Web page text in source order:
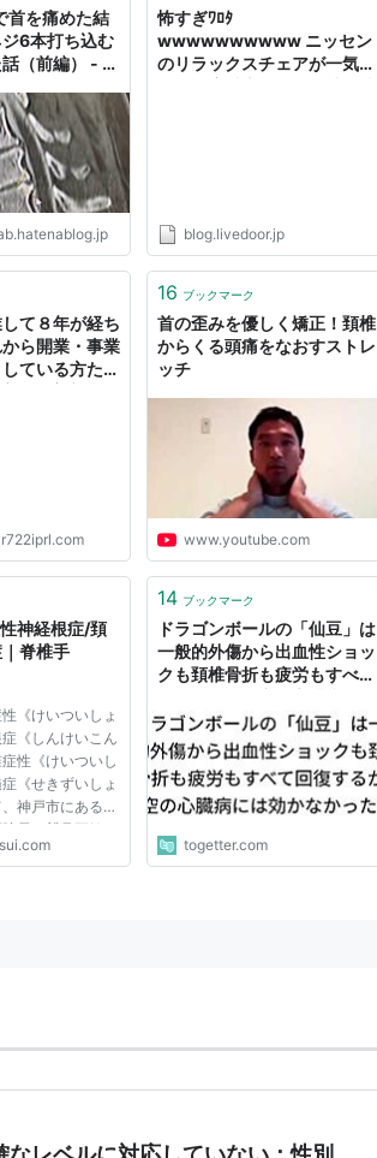
首を痛めた結
6本打ち込む
（前編） - ま
怖すぎﾜﾛﾀ
wwwwwwwwww ニッセン
のリラックスチェアが一気に
blog.livedoor.jp
て８年が経ち
ら開業・事業
ている方たち
16 ブックマーク
首の歪みを優しく矯正！頚椎
からくる頭痛をなおすストレ
ッチ
www.youtube.com
神経根症/頚
脊椎手
《けいついしょ
《しんけいこん
性《けいついし
《せきずいしょ
神戸市にある神
長の鷲見正敏
先生にお話をう
14 ブックマーク
ドラゴンボールの「仙豆」は
一般的外傷から出血性ショッ
クも頚椎骨折も疲労もすべて
効かなかった？
togetter.com